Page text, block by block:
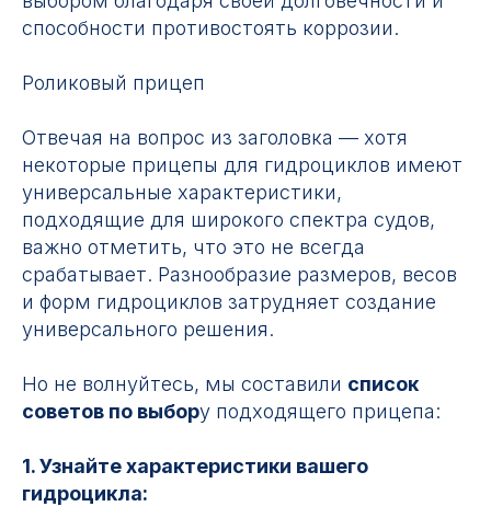
способности противостоять коррозии.
Роликовый прицеп
Отвечая на вопрос из заголовка — хотя
некоторые прицепы для гидроциклов имеют
универсальные характеристики,
подходящие для широкого спектра судов,
важно отметить, что это не всегда
срабатывает. Разнообразие размеров, весов
и форм гидроциклов затрудняет создание
универсального решения.
Но не волнуйтесь, мы составили список
советов по выбору подходящего прицепа:
1. Узнайте характеристики вашего
гидроцикла: